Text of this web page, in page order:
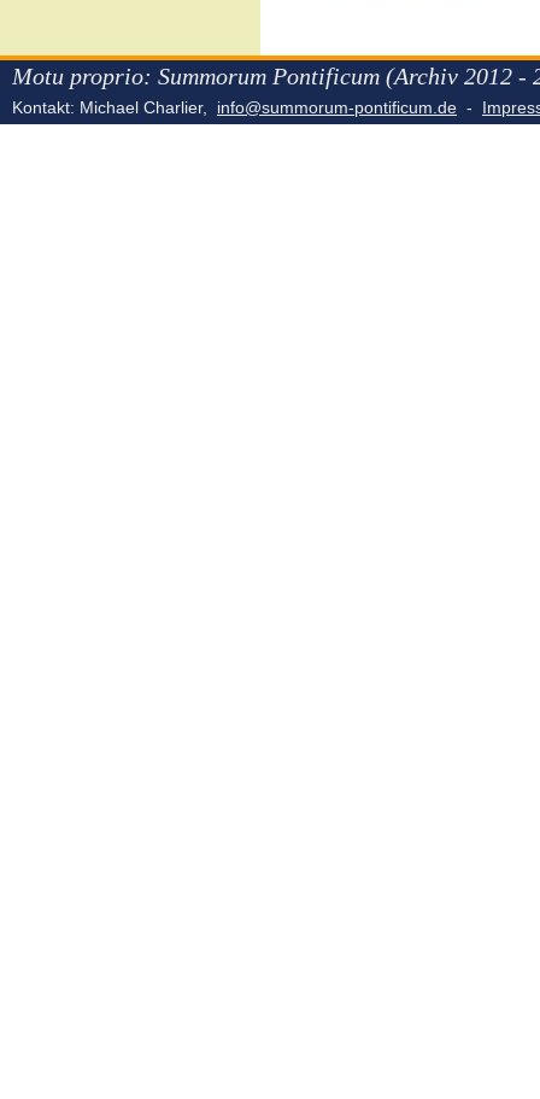
Motu proprio: Summorum Pontificum (Archiv 2012 -
Kontakt: Michael Charlier, info@summorum-pontificum.de -